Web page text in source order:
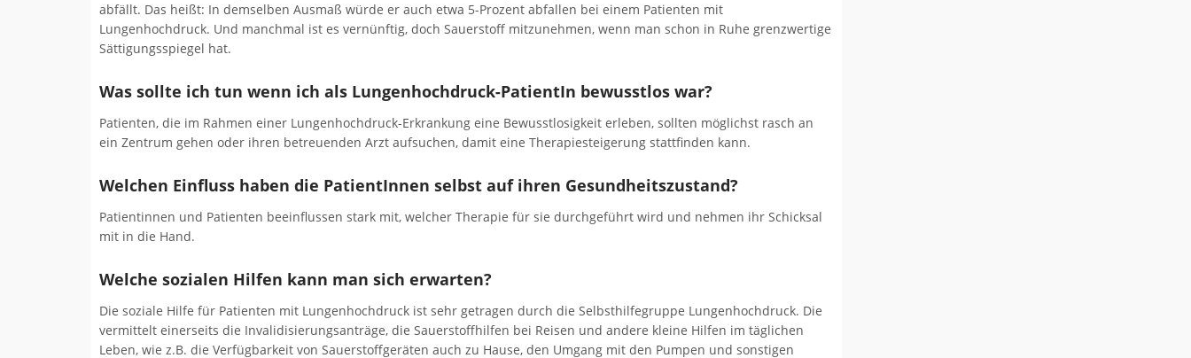
abfällt. Das heißt: In demselben Ausmaß würde er auch etwa 5-Prozent abfallen bei einem Patienten mit
Lungenhochdruck. Und manchmal ist es vernünftig, doch Sauerstoff mitzunehmen, wenn man schon in Ruhe grenzwertige
Sättigungsspiegel hat.
Was sollte ich tun wenn ich als Lungenhochdruck-PatientIn bewusstlos war?
Patienten, die im Rahmen einer Lungenhochdruck-Erkrankung eine Bewusstlosigkeit erleben, sollten möglichst rasch an
ein Zentrum gehen oder ihren betreuenden Arzt aufsuchen, damit eine Therapiesteigerung stattfinden kann.
Welchen Einfluss haben die PatientInnen selbst auf ihren Gesundheitszustand?
Patientinnen und Patienten beeinflussen stark mit, welcher Therapie für sie durchgeführt wird und nehmen ihr Schicksal
mit in die Hand.
Welche sozialen Hilfen kann man sich erwarten?
Die soziale Hilfe für Patienten mit Lungenhochdruck ist sehr getragen durch die Selbsthilfegruppe Lungenhochdruck. Die
vermittelt einerseits die Invalidisierungsanträge, die Sauerstoffhilfen bei Reisen und andere kleine Hilfen im täglichen
Leben, wie z.B. die Verfügbarkeit von Sauerstoffgeräten auch zu Hause, den Umgang mit den Pumpen und sonstigen